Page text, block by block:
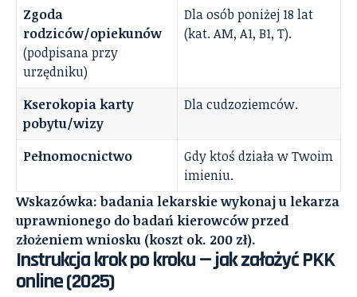
Zgoda
rodziców/opiekunów
(podpisana przy
urzędniku)
Dla osób poniżej 18 lat
(kat. AM, A1, B1, T).
Kserokopia karty
pobytu/wizy
Dla cudzoziemców.
Pełnomocnictwo
Gdy ktoś działa w Twoim
imieniu.
Wskazówka: badania lekarskie wykonaj u lekarza
uprawnionego do badań kierowców przed
złożeniem wniosku (koszt ok. 200 zł).
Instrukcja krok po kroku — jak założyć PKK
online (2025)